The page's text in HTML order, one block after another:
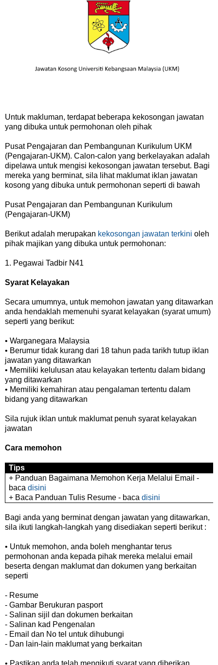
Untuk makluman, terdapat beberapa kekosongan jawatan
yang dibuka untuk permohonan oleh pihak
Pusat Pengajaran dan Pembangunan Kurikulum UKM
(Pengajaran-UKM). Calon-calon yang berkelayakan adalah
dipelawa untuk mengisi kekosongan jawatan tersebut. Bagi
mereka yang berminat, sila lihat maklumat iklan jawatan
kosong yang dibuka untuk permohonan seperti di bawah
Pusat Pengajaran dan Pembangunan Kurikulum
(Pengajaran-UKM)
Berikut adalah merupakan kekosongan jawatan terkini oleh
pihak majikan yang dibuka untuk permohonan:
1. Pegawai Tadbir N41
Syarat Kelayakan
Secara umumnya, untuk memohon jawatan yang ditawarkan
anda hendaklah memenuhi syarat kelayakan (syarat umum)
seperti yang berikut:
• Warganegara Malaysia
• Berumur tidak kurang dari 18 tahun pada tarikh tutup iklan
jawatan yang ditawarkan
• Memiliki kelulusan atau kelayakan tertentu dalam bidang
yang ditawarkan
• Memiliki kemahiran atau pengalaman tertentu dalam
bidang yang ditawarkan
Sila rujuk iklan untuk maklumat penuh syarat kelayakan
jawatan
Cara memohon
Tips
+ Panduan Bagaimana Memohon Kerja Melalui Email -
bacadisini
+ Baca Panduan Tulis Resume - bacadisini
Bagi anda yang berminat dengan jawatan yang ditawarkan,
sila ikuti langkah-langkah yang disediakan seperti berikut :
• Untuk memohon, anda boleh menghantar terus
permohonan anda kepada pihak mereka melalui email
beserta dengan maklumat dan dokumen yang berkaitan
seperti
- Resume
- Gambar Berukuran pasport
- Salinan sijil dan dokumen berkaitan
- Salinan kad Pengenalan
- Email dan No tel untuk dihubungi
- Dan lain-lain maklumat yang berkaitan
• Pastikan anda telah mengikuti syarat yang diberikan